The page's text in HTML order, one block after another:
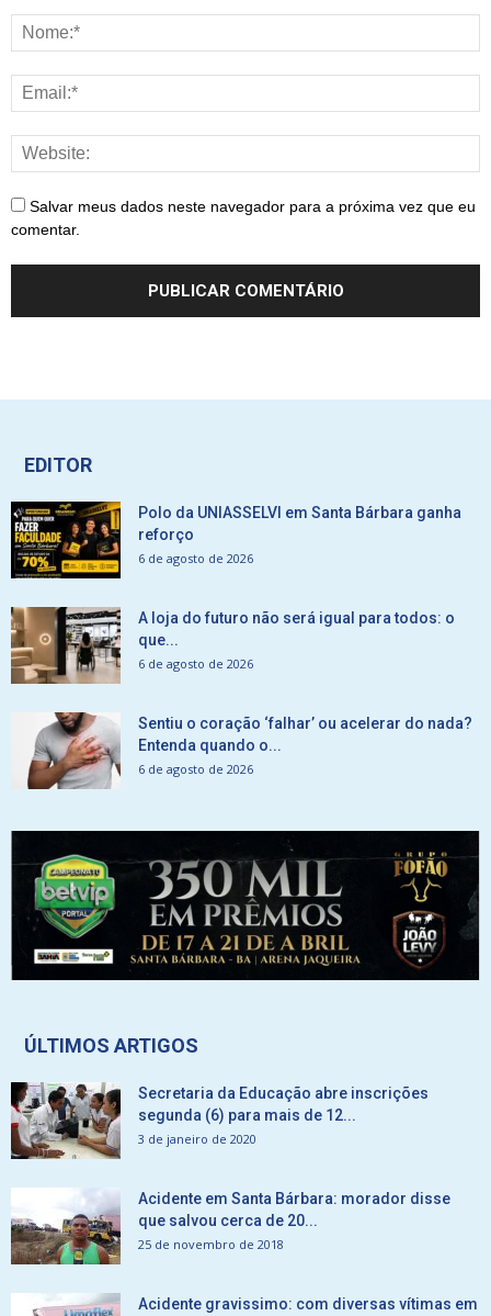
Salvar meus dados neste navegador para a próxima vez que eu
comentar.
EDITOR
Polo da UNIASSELVI em Santa Bárbara ganha
reforço
6 de agosto de 2026
A loja do futuro não será igual para todos: o
que...
6 de agosto de 2026
Sentiu o coração ‘falhar’ ou acelerar do nada?
Entenda quando o...
6 de agosto de 2026
ÚLTIMOS ARTIGOS
Secretaria da Educação abre inscrições
segunda (6) para mais de 12...
3 de janeiro de 2020
Acidente em Santa Bárbara: morador disse
que salvou cerca de 20...
25 de novembro de 2018
Acidente gravissimo: com diversas vítimas em